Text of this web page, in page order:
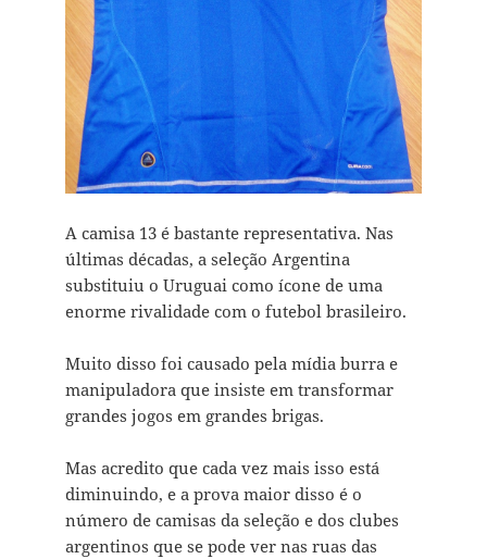
A camisa 13 é bastante representativa. Nas
últimas décadas, a seleção Argentina
substituiu o Uruguai como ícone de uma
enorme rivalidade com o futebol brasileiro.
Muito disso foi causado pela mídia burra e
manipuladora que insiste em transformar
grandes jogos em grandes brigas.
Mas acredito que cada vez mais isso está
diminuindo, e a prova maior disso é o
número de camisas da seleção e dos clubes
argentinos que se pode ver nas ruas das